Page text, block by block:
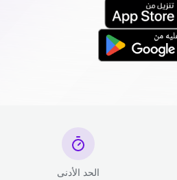
الحد الأدنى